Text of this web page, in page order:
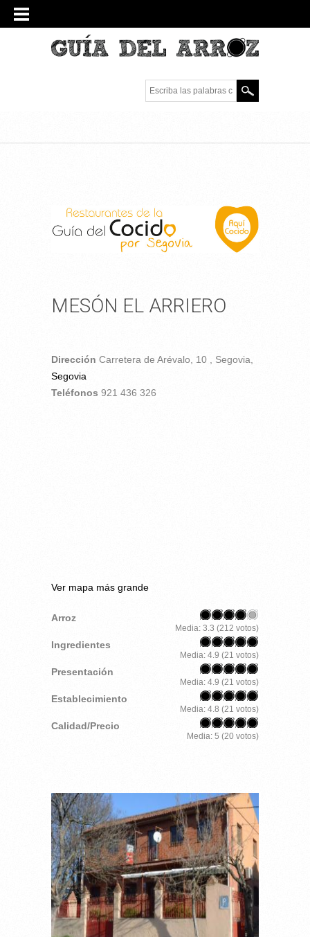
Escriba las palabras
clave.
MESÓN EL ARRIERO
Dirección Carretera de Arévalo, 10 , Segovia,
Segovia
Teléfonos 921 436 326
Ver mapa más grande
Arroz
Media: 3.3 (212 votos)
Ingredientes
Media: 4.9 (21 votos)
Presentación
Media: 4.9 (21 votos)
Establecimiento
Media: 4.8 (21 votos)
Calidad/Precio
Media: 5 (20 votos)